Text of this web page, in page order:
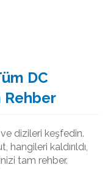
DC
Rehber
dizileri keşfedin.
kaldırıldı,
tam rehber.